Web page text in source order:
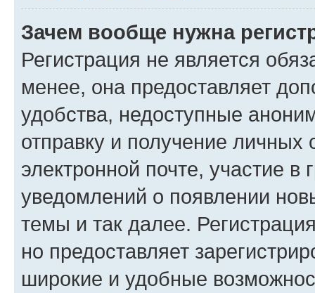
Зачем вообще нужна
Регистрация не является
менее, она предоставляет
удобства, недоступные
отправку и получение
электронной почте, участие в
уведомлений о появлении
темы и так далее.
но предоставляет
широкие и удобные